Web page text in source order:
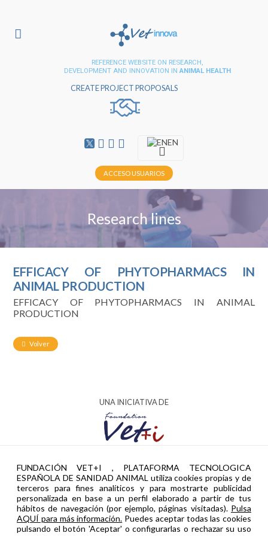
REFERENCE WEBSITE ON RESEARCH,
DEVELOPMENT AND INNOVATION IN ANIMAL HEALTH
CREATE PROJECT PROPOSALS
EN
ACCESO USUARIOS
Research lines
EFFICACY OF PHYTOPHARMACS IN
ANIMAL PRODUCTION
EFFICACY OF PHYTOPHARMACS IN ANIMAL
PRODUCTION
Volver
UNA INICIATIVA DE
AYUDA PTR2024-002951 FINANCIADA POR
FUNDACIÓN VET+I , PLATAFORMA TECNOLOGICA
ESPAÑOLA DE SANIDAD ANIMAL utiliza cookies propias y de
terceros para fines analíticos y para mostrarte publicidad
personalizada en base a un perfil elaborado a partir de tus
hábitos de navegación (por ejemplo, páginas visitadas). Pulsa
AQUÍ para más información. Puedes aceptar todas las cookies
pulsando el botón 'Aceptar' o configurarlas o rechazar su uso